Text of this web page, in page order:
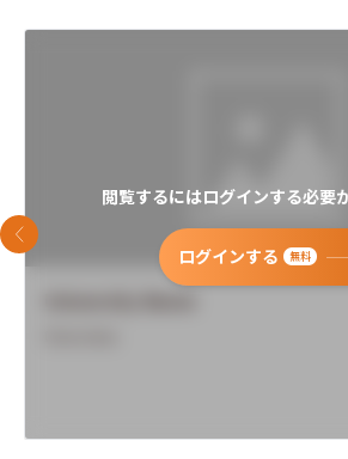
閲覧するにはログインする必要
ログインする 無料
前のスライド